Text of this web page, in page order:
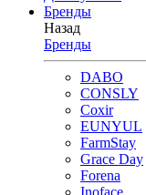
Бренды
Назад
Бренды
DABO
CONSLY
Coxir
EUNYUL
FarmStay
Grace Day
Forena
Inoface